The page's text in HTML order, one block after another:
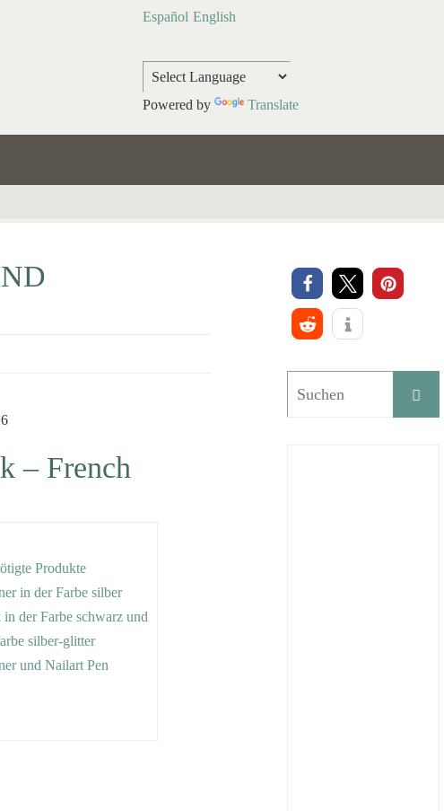
Español English
Powered by Translate
– French
Produkte
in der Farbe silber
der Farbe schwarz und
silber-glitter
und Nailart Pen